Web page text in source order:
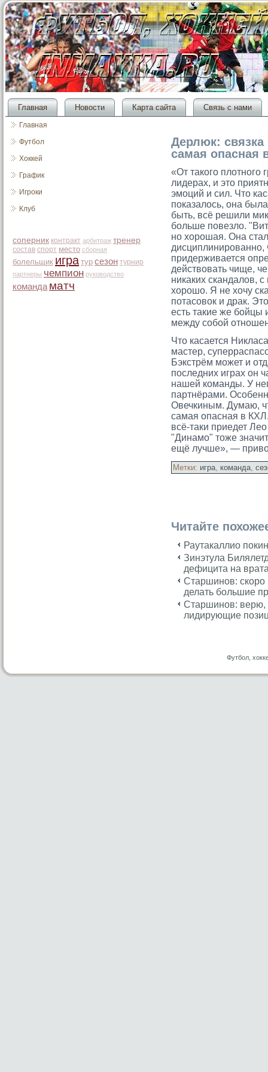
Главная Новости Карта сайта Связь с нами
Главная
Футбол
Хоккей
График
Игроки
Клуб
соперник контракт арбитраж тренер
состав спорт место сборная
болельщик игра тур сезон турнир
партнеры чемпион руководство
команда матч
Дерлюк:
самая опасная
«От такого
лидерах, и это
эмоций и сил. Что
показалось, она
быть, всё решили
больше повезло.
но хорошая. Она
придерживается
действовать чище,
никаких скандалов,
хорошо. Я не хочу
потасовок и драк.
есть такие же бойцы
между собой
Что касается
мастер,
Бэкстрём может и
последних играх он
нашей команды. У
партнёрами.
Овечкиным. Думаю,
самая опасная в
всё-таки приедет
"Динамо" тоже
ещё лучше», —
Метки: игра, команда,
Читайте
Раутакаллио
Зинэтула
дефицита на
Старшинов: скоро
делать большие
Старшинов: верю,
лидирующие
Футбол,